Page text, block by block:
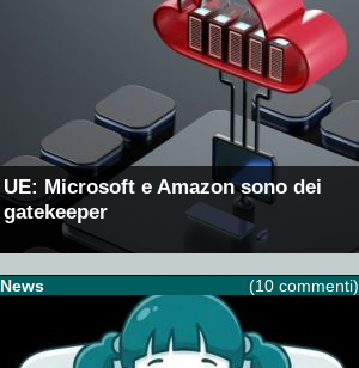
UE: Microsoft e Amazon sono dei
gatekeeper
News (10 commenti)